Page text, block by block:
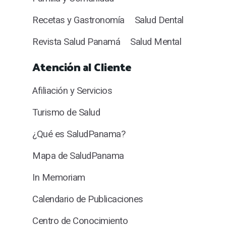
Recetas y Gastronomía
Salud Dental
Revista Salud Panamá
Salud Mental
Atención al Cliente
Afiliación y Servicios
Turismo de Salud
¿Qué es SaludPanama?
Mapa de SaludPanama
In Memoriam
Calendario de Publicaciones
Centro de Conocimiento